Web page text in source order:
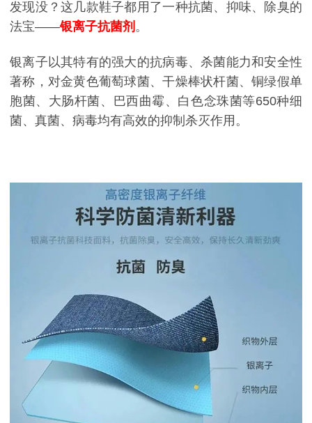
发现没？这几款鞋子都用了一种抗菌、抑味、除臭的
法宝——银离子抗菌剂 。
银离子以其特有的强大的抗病毒、杀菌能力和安全性
著称，对金黄色葡萄球菌、干燥棒状杆菌、铜绿假单
胞菌、大肠杆菌、巴西曲霉、白色念珠菌等650种细
菌、真菌、病毒均有高效的抑制杀灭作用。